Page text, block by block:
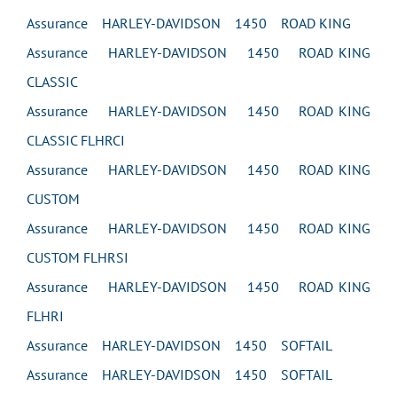
Assurance HARLEY-DAVIDSON 1450 ROAD KING
Assurance HARLEY-DAVIDSON 1450 ROAD KING
CLASSIC
Assurance HARLEY-DAVIDSON 1450 ROAD KING
CLASSIC FLHRCI
Assurance HARLEY-DAVIDSON 1450 ROAD KING
CUSTOM
Assurance HARLEY-DAVIDSON 1450 ROAD KING
CUSTOM FLHRSI
Assurance HARLEY-DAVIDSON 1450 ROAD KING
FLHRI
Assurance HARLEY-DAVIDSON 1450 SOFTAIL
Assurance HARLEY-DAVIDSON 1450 SOFTAIL